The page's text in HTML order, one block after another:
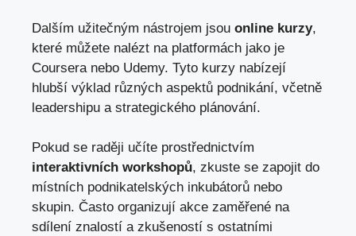
Dalším užitečným nástrojem jsou online kurzy,
které můžete nalézt na platformách jako je
Coursera nebo Udemy. Tyto kurzy nabízejí
hlubší výklad různých aspektů podnikání, včetně
leadershipu a strategického plánování.
Pokud se raději učíte prostřednictvím
interaktivních workshopů, zkuste se zapojit do
místních podnikatelských inkubátorů nebo
skupin. Často organizují akce zaměřené na
sdílení znalostí a zkušeností s ostatními